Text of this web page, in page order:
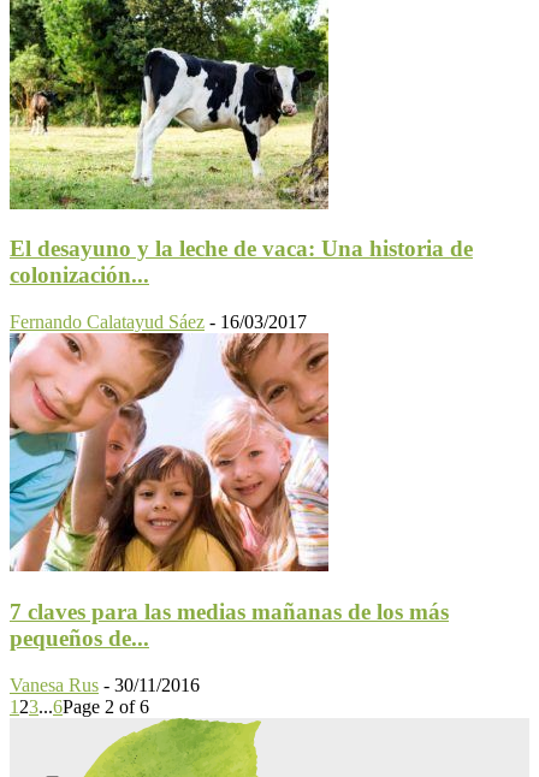
El desayuno y la leche de vaca: Una historia de
colonización...
Fernando Calatayud Sáez - 16/03/2017
7 claves para las medias mañanas de los más
pequeños de...
Vanesa Rus - 30/11/2016
1 23...6Page 2 of 6